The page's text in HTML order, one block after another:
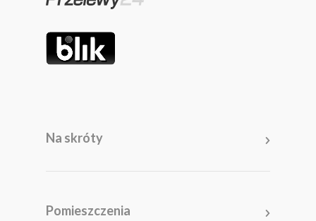
Na skróty
Pomieszczenia
Pomieszczenia